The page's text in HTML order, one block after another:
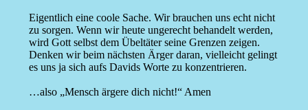
Eigentlich eine coole Sache. Wir brauchen uns echt nicht
zu sorgen. Wenn wir heute ungerecht behandelt werden,
wird Gott selbst dem Übeltäter seine Grenzen zeigen.
Denken wir beim nächsten Ärger daran, vielleicht gelingt
es uns ja sich aufs Davids Worte zu konzentrieren.
…also „Mensch ärgere dich nicht!“ Amen